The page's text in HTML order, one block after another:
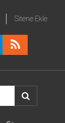
Sitene Ekle